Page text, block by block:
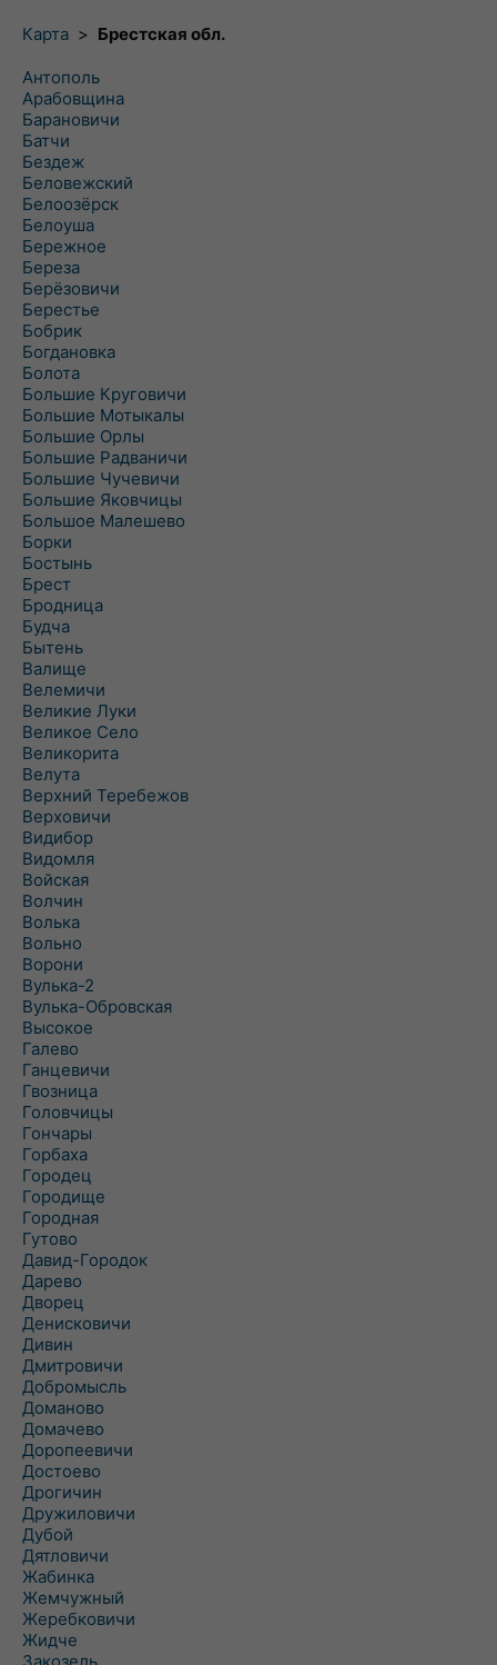
Карта > Брестская обл.
Антополь
Арабовщина
Барановичи
Батчи
Бездеж
Беловежский
Белоозёрск
Белоуша
Бережное
Береза
Берёзовичи
Берестье
Бобрик
Богдановка
Болота
Большие Круговичи
Большие Мотыкалы
Большие Орлы
Большие Радваничи
Большие Чучевичи
Большие Яковчицы
Большое Малешево
Борки
Бостынь
Брест
Бродница
Будча
Бытень
Валище
Велемичи
Великие Луки
Великое Село
Великорита
Велута
Верхний Теребежов
Верховичи
Видибор
Видомля
Войская
Волчин
Волька
Вольно
Ворони
Вулька-2
Вулька-Обровская
Высокое
Галево
Ганцевичи
Гвозница
Головчицы
Гончары
Горбаха
Городец
Городище
Городная
Гутово
Давид-Городок
Дарево
Дворец
Денисковичи
Дивин
Дмитровичи
Добромысль
Доманово
Домачево
Доропеевичи
Достоево
Дрогичин
Дружиловичи
Дубой
Дятловичи
Жабинка
Жемчужный
Жеребковичи
Жидче